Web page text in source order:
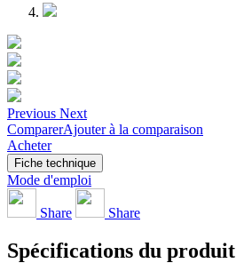
Previous Next
ComparerAjouter à la comparaison
Acheter
Fiche technique
Mode d'emploi
Share Share
Spécifications du produit